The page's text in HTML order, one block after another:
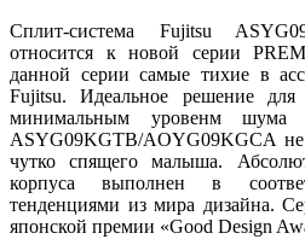
Сплит-система Fujitsu
относится к новой серии
данной серии самые тихие в
Fujitsu. Идеальное решение
минимальным уровенм
ASYG09KGTB/AOYG09KGCA
чутко спящего малыша.
корпуса выполнен в
тенденциями из мира дизайна.
японской премии «Good Design